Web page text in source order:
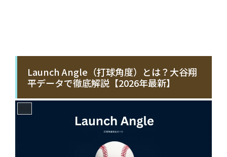
Launch Angle（打球角度）とは？大谷翔
平データで徹底解説【2026年最新】